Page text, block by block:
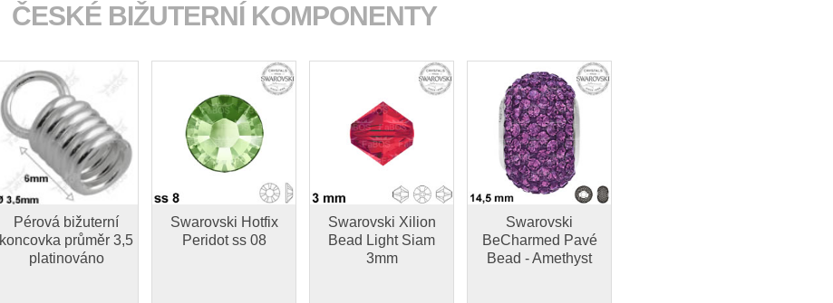
ČESKÉ BIŽUTERNÍ KOMPONENTY
Pérová bižuterní
koncovka průměr 3,5
platinováno
Swarovski Hotfix
Peridot ss 08
Swarovski Xilion
Bead Light Siam
3mm
Swarovski
BeCharmed Pavé
Bead - Amethyst